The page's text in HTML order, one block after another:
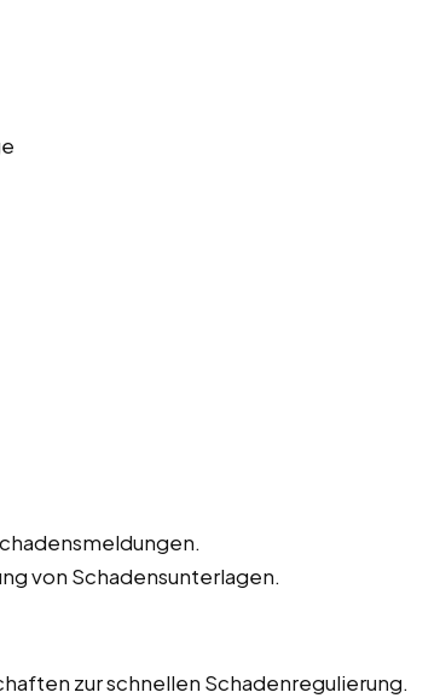
von Schadensunterlagen.
zur schnellen Schadenregulierung.